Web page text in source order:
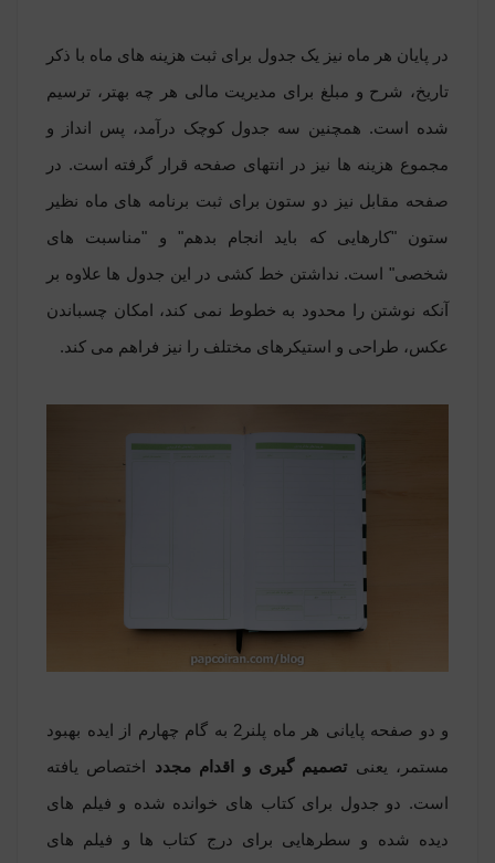
در پایان هر ماه نیز یک جدول برای ثبت هزینه های ماه با ذکر
تاریخ، شرح و مبلغ برای مدیریت مالی هر چه بهتر، ترسیم
شده است. همچنین سه جدول کوچک درآمد، پس انداز و
مجموع هزینه ها نیز در انتهای صفحه قرار گرفته است. در
صفحه مقابل نیز دو ستون برای ثبت برنامه های ماه نظیر
ستون"کارهایی که باید انجام بدهم" و "مناسبت های
شخصی" است. نداشتن خط کشی در این جدول ها علاوه بر
آنکه نوشتن را محدود به خطوط نمی کند، امکان چسباندن
عکس، طراحی و استیکرهای مختلف را نیز فراهم می کند.
و دو صفحه پایانی هر ماه پلنر2 به گام چهارم از ایده بهبود
مستمر، یعنی تصمیم گیری و اقدام مجدد اختصاص یافته
است. دو جدول برای کتاب های خوانده شده و فیلم های
دیده شده و سطرهایی برای درج کتاب ها و فیلم های